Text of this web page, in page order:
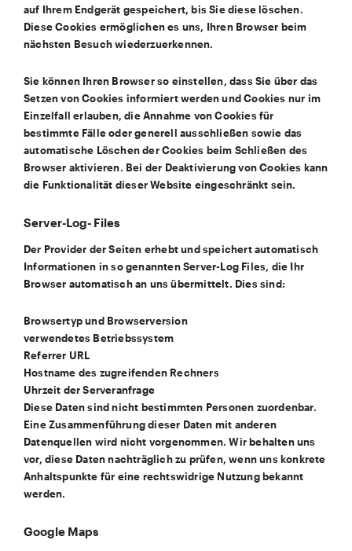
auf Ihrem Endgerät gespeichert, bis Sie diese löschen.
Diese Cookies ermöglichen es uns, Ihren Browser beim
nächsten Besuch wiederzuerkennen.
Sie können Ihren Browser so einstellen, dass Sie über das
Setzen von Cookies informiert werden und Cookies nur im
Einzelfall erlauben, die Annahme von Cookies für
bestimmte Fälle oder generell ausschließen sowie das
automatische Löschen der Cookies beim Schließen des
Browser aktivieren. Bei der Deaktivierung von Cookies kann
die Funktionalität dieser Website eingeschränkt sein.
Server-Log- Files
Der Provider der Seiten erhebt und speichert automatisch
Informationen in so genannten Server-Log Files, die Ihr
Browser automatisch an uns übermittelt. Dies sind:
Browsertyp und Browserversion
verwendetes Betriebssystem
Referrer URL
Hostname des zugreifenden Rechners
Uhrzeit der Serveranfrage
Diese Daten sind nicht bestimmten Personen zuordenbar.
Eine Zusammenführung dieser Daten mit anderen
Datenquellen wird nicht vorgenommen. Wir behalten uns
vor, diese Daten nachträglich zu prüfen, wenn uns konkrete
Anhaltspunkte für eine rechtswidrige Nutzung bekannt
werden.
Google Maps